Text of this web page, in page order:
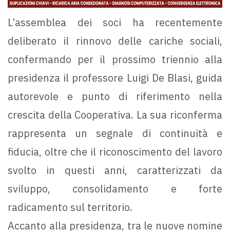
L’assemblea dei soci ha recentemente
deliberato il rinnovo delle cariche sociali,
confermando per il prossimo triennio alla
presidenza il professore Luigi De Blasi, guida
autorevole e punto di riferimento nella
crescita della Cooperativa. La sua riconferma
rappresenta un segnale di continuità e
fiducia, oltre che il riconoscimento del lavoro
svolto in questi anni, caratterizzati da
sviluppo, consolidamento e forte
radicamento sul territorio.
Accanto alla presidenza, tra le nuove nomine